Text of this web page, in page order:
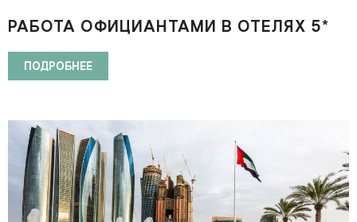
РАБОТА ОФИЦИАНТАМИ В ОТЕЛЯХ 5*
ПОДРОБНЕЕ